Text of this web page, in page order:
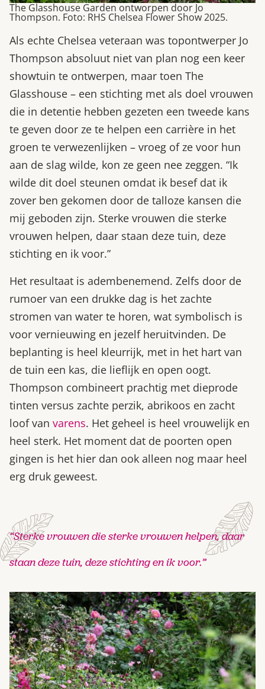
The Glasshouse Garden ontworpen door Jo
Thompson. Foto: RHS Chelsea Flower Show 2025.
Als echte Chelsea veteraan was topontwerper Jo
Thompson absoluut niet van plan nog een keer
showtuin te ontwerpen, maar toen The
Glasshouse – een stichting met als doel vrouwen
die in detentie hebben gezeten een tweede kans
te geven door ze te helpen een carrière in het
groen te verwezenlijken – vroeg of ze voor hun
aan de slag wilde, kon ze geen nee zeggen. “Ik
wilde dit doel steunen omdat ik besef dat ik
zover ben gekomen door de talloze kansen die
mij geboden zijn. Sterke vrouwen die sterke
vrouwen helpen, daar staan deze tuin, deze
stichting en ik voor.”
Het resultaat is adembenemend. Zelfs door de
rumoer van een drukke dag is het zachte
stromen van water te horen, wat symbolisch is
voor vernieuwing en jezelf heruitvinden. De
beplanting is heel kleurrijk, met in het hart van
de tuin een kas, die lieflijk en open oogt.
Thompson combineert prachtig met dieprode
tinten versus zachte perzik, abrikoos en zacht
loof van varens. Het geheel is heel vrouwelijk en
heel sterk. Het moment dat de poorten open
gingen is het hier dan ook alleen nog maar heel
erg druk geweest.
“Sterke vrouwen die sterke vrouwen helpen, daar
staan deze tuin, deze stichting en ik voor.”